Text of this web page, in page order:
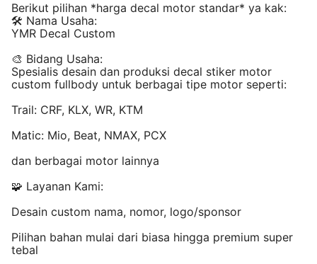
Berikut pilihan *harga decal motor standar* ya kak:
🛠️ Nama Usaha:
YMR Decal Custom
🎨 Bidang Usaha:
Spesialis desain dan produksi decal stiker motor
custom fullbody untuk berbagai tipe motor seperti:
Trail: CRF, KLX, WR, KTM
Matic: Mio, Beat, NMAX, PCX
dan berbagai motor lainnya
🧩 Layanan Kami:
Desain custom nama, nomor, logo/sponsor
Pilihan bahan mulai dari biasa hingga premium super
tebal